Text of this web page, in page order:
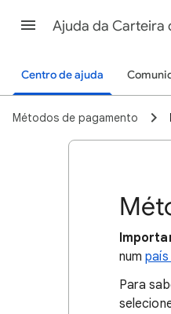
Ajuda da Carteira
Centro de ajuda
Métodos de pagamento
num
Para